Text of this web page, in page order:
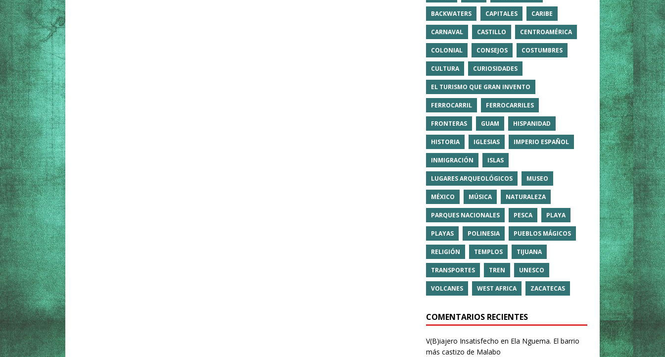
BACKWATERS CAPITALES CARIBE
CARNAVAL CASTILLO CENTROAMÉRICA
COLONIAL CONSEJOS COSTUMBRES
CULTURA CURIOSIDADES
EL TURISMO QUE GRAN INVENTO
FERROCARRIL FERROCARRILES
FRONTERAS GUAM HISPANIDAD
HISTORIA IGLESIAS IMPERIO ESPAÑOL
INMIGRACIÓN ISLAS
LUGARES ARQUEOLÓGICOS MUSEO
MÉXICO MÚSICA NATURALEZA
PARQUES NACIONALES PESCA PLAYA
PLAYAS POLINESIA PUEBLOS MÁGICOS
RELIGIÓN TEMPLOS TIJUANA
TRANSPORTES TREN UNESCO
VOLCANES WEST AFRICA ZACATECAS
COMENTARIOS RECIENTES
V(B)iajero Insatisfecho en Ela Nguema. El barrio
más castizo de Malabo